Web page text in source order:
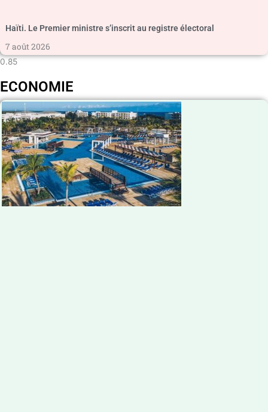
Haïti. Le Premier ministre s’inscrit au registre électoral
7 août 2026
ECONOMIE